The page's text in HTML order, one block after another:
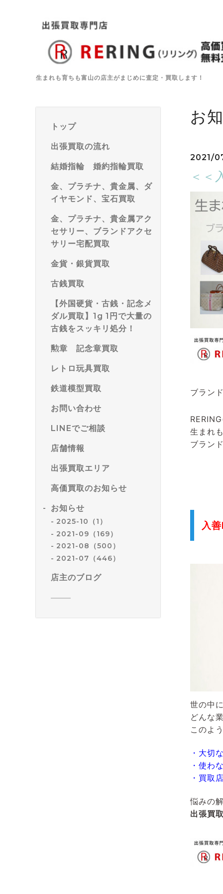
生まれも育ちも富山の店主がまじめに査定・買取します！
トップ
出張買取の流れ
結婚指輪 婚約指輪買取
金、プラチナ、貴金属、ダ
イヤモンド、宝石買取
金、プラチナ、貴金属アク
セサリー、ブランドアクセ
サリー宅配買取
金貨・銀貨買取
古銭買取
【外国硬貨・古銭・記念メ
ダル買取】1g 1円で大量の
古銭をスッキリ処分！
勲章 記念章買取
レトロ玩具買取
鉄道模型買取
お問い合わせ
LINEでご相談
店舗情報
出張買取エリア
高価買取のお知らせ
お知らせ
2025-10（1）
2021-09（169）
2021-08（500）
2021-07（446）
店主のブログ
お
2021/
＜＜
ブラン
生まれ
ブラン
入
世の中
どんな
このよ
・大切
・使わ
・買取
悩みの
出張買